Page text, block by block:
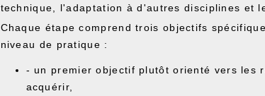
technique, l'adaptation à d'autres disciplines et
Chaque étape comprend trois objectifs
niveau de pratique :
- un premier objectif plutôt orienté vers les
acquérir,